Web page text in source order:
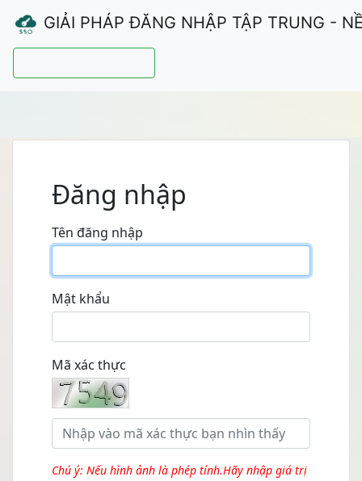
GIẢI PHÁP ĐĂNG NHẬP TẬP TRUNG -
Đăng nhập
Tên đăng nhập
Mật khẩu
Mã xác thực
Chú ý: Nếu hình ảnh là phép tính.Hãy nhập giá trị